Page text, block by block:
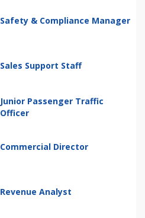
Safety & Compliance Manager
Sales Support Staff
Junior Passenger Traffic
Officer
Commercial Director
Revenue Analyst